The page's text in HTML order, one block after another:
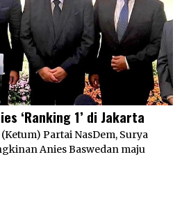
‘Ranking 1’ di Jakarta
Partai NasDem, Surya
Anies Baswedan maju